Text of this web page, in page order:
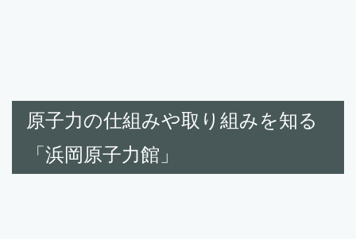
原子力の仕組みや取り組みを知る
「浜岡原子力館」